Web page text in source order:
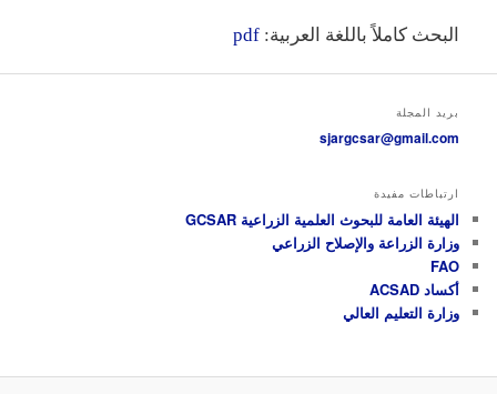
البحث كاملاً باللغة العربية:pdf
بريد المجلة
sjargcsar@gmail.com
ارتباطات مفيدة
الهيئة العامة للبحوث العلمية الزراعية GCSAR
وزارة الزراعة والإصلاح الزراعي
FAO
أكساد ACSAD
وزارة التعليم العالي